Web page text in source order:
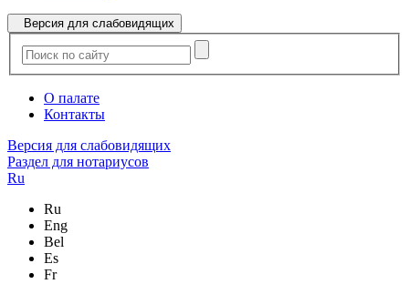
Версия для слабовидящих
О палате
Контакты
Версия для слабовидящих
Раздел для нотариусов
Ru
Ru
Eng
Bel
Es
Fr